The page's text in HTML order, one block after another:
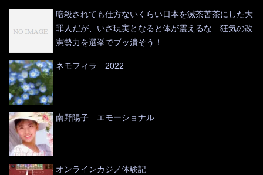
暗殺されても仕方ないくらい日本を滅茶苦茶にした大
罪人だが、いざ現実となると体が震えるな 狂気の改
憲勢力を選挙でブッ潰そう！
ネモフィラ 2022
南野陽子 エモーショナル
オンラインカジノ体験記